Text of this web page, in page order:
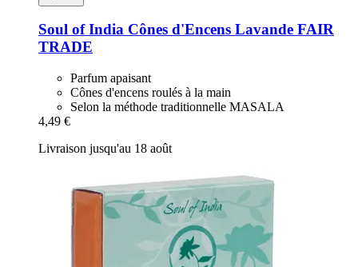
Soul of India Cônes d'Encens Lavande FAIR
TRADE
Parfum apaisant
Cônes d'encens roulés à la main
Selon la méthode traditionnelle MASALA
4,49 €
Livraison jusqu'au 18 août